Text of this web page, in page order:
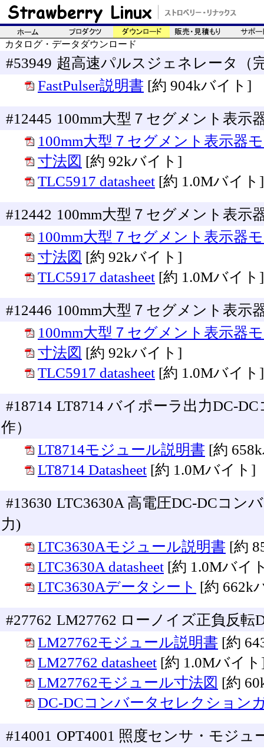
カタログ・データダウンロード
#53949 超高速パルスジェネレータ（
FastPulser説明書 [約 904kバイト]
#12445 100mm大型７セグメント表示
100mm大型７セグメント表示器
寸法図 [約 92kバイト]
TLC5917 datasheet [約 1.0Mバイト]
#12442 100mm大型７セグメント表示
100mm大型７セグメント表示器
寸法図 [約 92kバイト]
TLC5917 datasheet [約 1.0Mバイト]
#12446 100mm大型７セグメント表示
100mm大型７セグメント表示器
寸法図 [約 92kバイト]
TLC5917 datasheet [約 1.0Mバイト]
#18714 LT8714 バイポーラ出力DC-
作）
LT8714モジュール説明書 [約
LT8714 Datasheet [約 1.0Mバイト]
#13630 LTC3630A 高電圧DC-DCコン
力)
LTC3630Aモジュール説明書 [約
LTC3630A datasheet [約 1.0Mバイ
LTC3630Aデータシート [約 662k
#27762 LM27762 ローノイズ正負反
LM27762モジュール説明書 [約
LM27762 datasheet [約 1.0Mバイ
LM27762モジュール寸法図 [約
DC-DCコンバータセレクション
#14001 OPT4001 照度センサ・モジュ